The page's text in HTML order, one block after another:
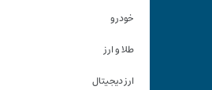
خودرو
طلا و ارز
ارز دیجیتال